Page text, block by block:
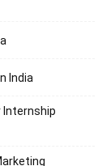
India
Internship